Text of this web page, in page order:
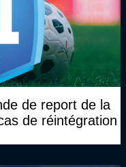
de report de la
de réintégration